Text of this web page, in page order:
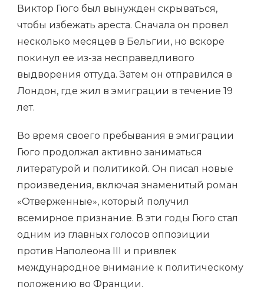
Виктор Гюго был вынужден скрываться,
чтобы избежать ареста. Сначала он провел
несколько месяцев в Бельгии, но вскоре
покинул ее из-за несправедливого
выдворения оттуда. Затем он отправился в
Лондон, где жил в эмиграции в течение 19
лет.
Во время своего пребывания в эмиграции
Гюго продолжал активно заниматься
литературой и политикой. Он писал новые
произведения, включая знаменитый роман
«Отверженные», который получил
всемирное признание. В эти годы Гюго стал
одним из главных голосов оппозиции
против Наполеона III и привлек
международное внимание к политическому
положению во Франции.